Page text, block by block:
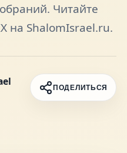
Читайте
на ShalomIsrael.ru.
ПОДЕЛИТЬСЯ